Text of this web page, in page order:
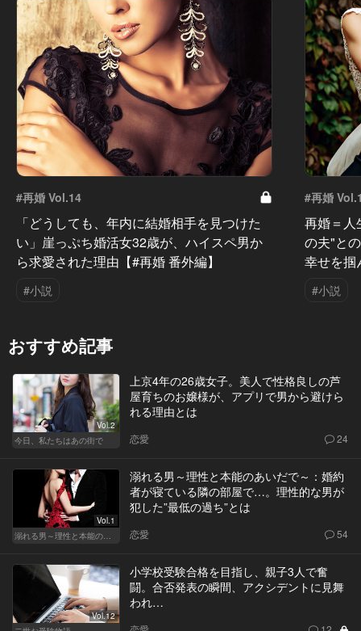
#再婚 Vol.14
「どうしても、年内に結婚相手を見つけた
い」崖っぷち婚活女32歳が、ハイスペ男か
ら求愛された理由【#再婚 番外編】
#小説
#再婚
再婚＝人
の夫"と
幸せを掴
#小説
おすすめ記事
Vol.2
今日、私たちはあの街で
上京4年の26歳女子。美人で性格良しの芦
屋育ちのお嬢様が、アプリで男から避けら
れる理由とは
恋愛 24
Vol.1
溺れる男～理性と本能のあいだで～
溺れる男～理性と本能のあいだで～：婚約
者が寝ている隣の部屋で…。理性的な男が
犯した”最低の過ち”とは
恋愛 54
Vol.12
小学校受験合格を目指し、親子3人で奮
闘。合否発表の瞬間、アクシデントに見舞
われ…